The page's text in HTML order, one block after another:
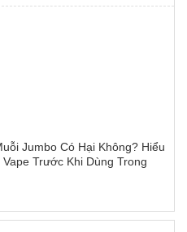
Jumbo Có Hại Không? Hiểu
Trước Khi Dùng Trong